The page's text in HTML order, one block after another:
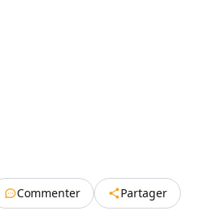
Commenter Partager